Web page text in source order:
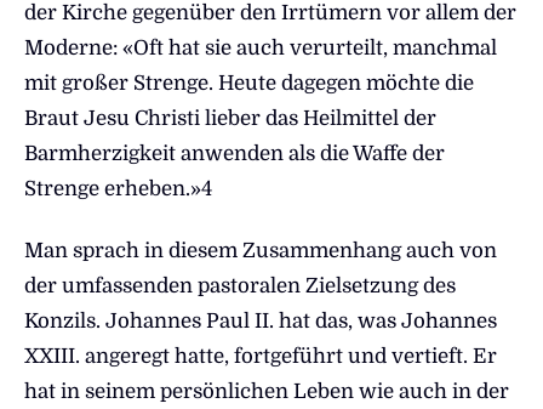
der Kirche gegenüber den Irrtümern vor allem der
Moderne: «Oft hat sie auch verurteilt, manchmal
mit großer Strenge. Heute dagegen möchte die
Braut Jesu Christi lieber das Heilmittel der
Barmherzigkeit anwenden als die Waffe der
Strenge erheben.»4
Man sprach in diesem Zusammenhang auch von
der umfassenden pastoralen Zielsetzung des
Konzils. Johannes Paul II. hat das, was Johannes
XXIII. angeregt hatte, fortgeführt und vertieft. Er
hat in seinem persönlichen Leben wie auch in der